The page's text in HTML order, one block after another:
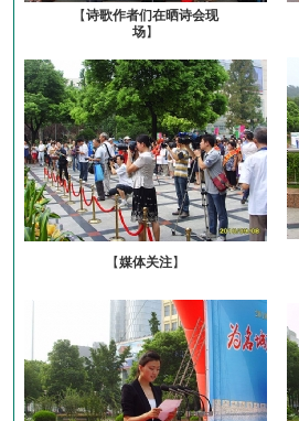
【诗歌作者们在晒诗会现
场】
【媒体关注】